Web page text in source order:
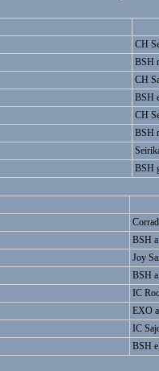
CH
BSH
CH
BSH
CH
BSH
BSH
BSH a
Joy
BSH a
IC
EXO
IC
BSH